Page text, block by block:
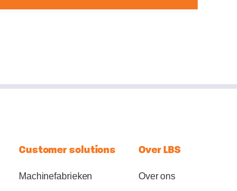
Customer solutions
Machinefabrieken
Over LBS
Over ons